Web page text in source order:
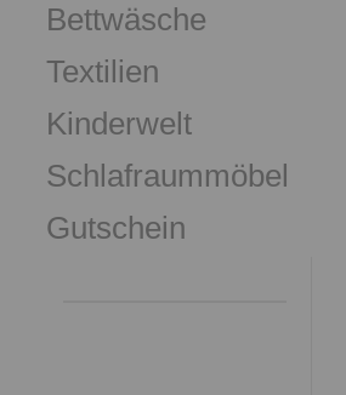
Bettwäsche
Textilien
Kinderwelt
Schlafraummöbel
Gutschein